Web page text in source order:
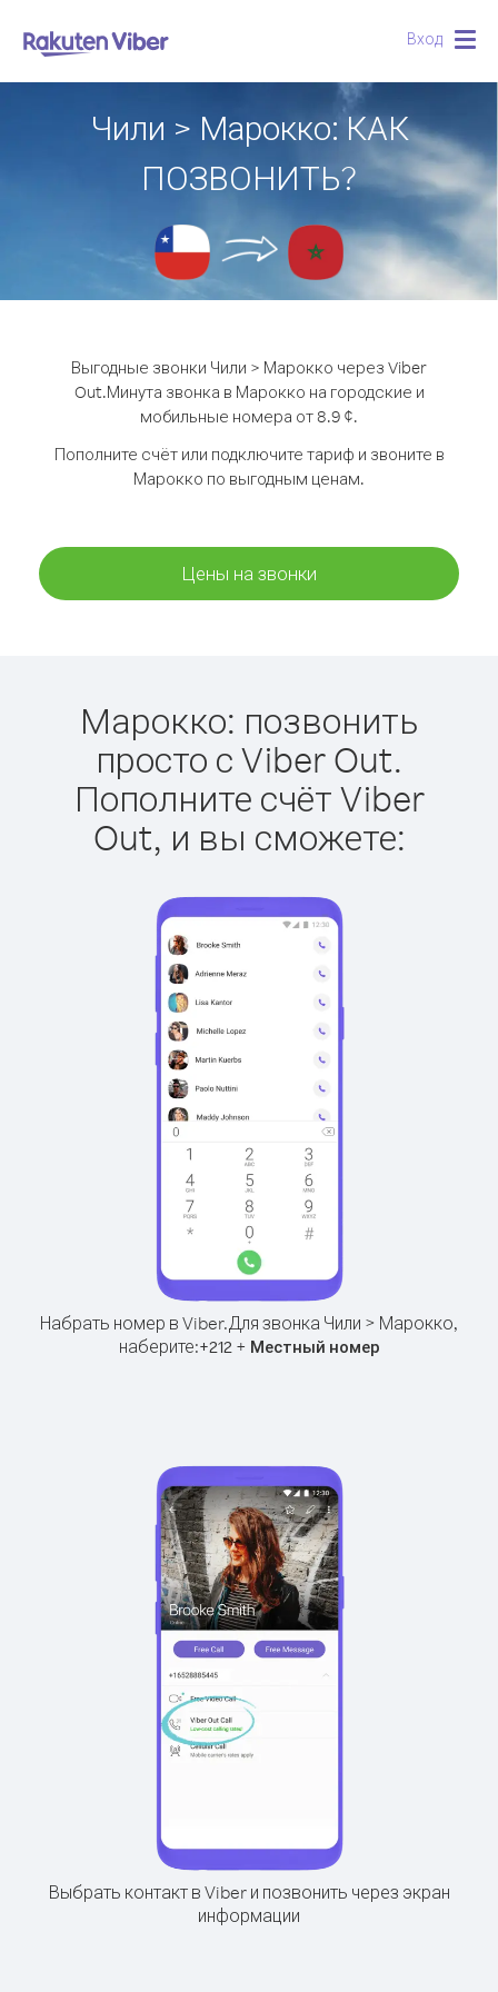
Вход
Чили > Марокко: КАК
ПОЗВОНИТЬ?
Выгодные звонки Чили > Марокко через Viber
Out.Минута звонка в Марокко на городские и
мобильные номера от 8.9 ¢.
Пополните счёт или подключите тариф и звоните в
Марокко по выгодным ценам.
Цены на звонки
Марокко: позвонить
просто с Viber Out.
Пополните счёт Viber
Out, и вы сможете:
Набрать номер в Viber.Для звонка Чили > Марокко,
наберите:+212+ Местный номер
Выбрать контакт в Viber и позвонить через экран
информации